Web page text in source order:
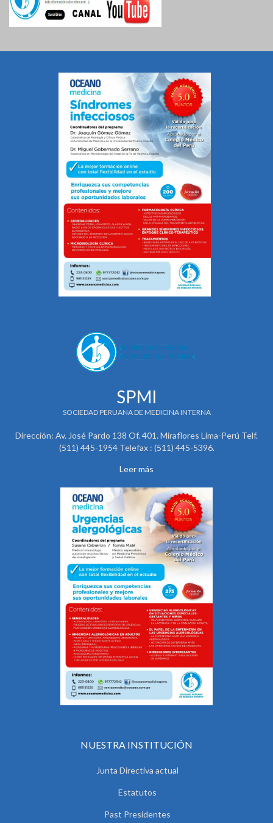
SPMI
SOCIEDAD PERUANA DE MEDICINA INTERNA
Dirección: Av. José Pardo 138 Of. 401. Miraflores Lima-Perú Telf.
(511) 445-1954 Telefax : (511) 445-5396.
Leer más
NUESTRA INSTITUCIÓN
Junta Directiva actual
Estatutos
Past Presidentes